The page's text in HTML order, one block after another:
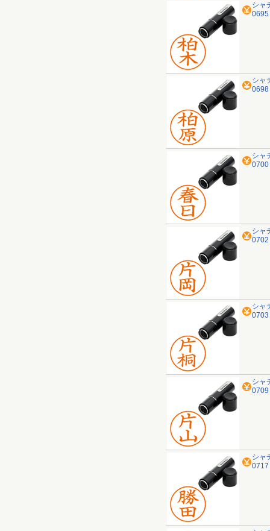
シャ
0695
シャ
0698
シャ
0700
シャ
0702
シャ
0703
シャ
0709
シャ
0717